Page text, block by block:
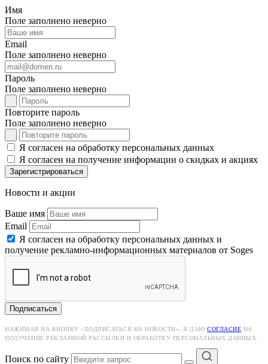
Имя
Поле заполнено неверно
Email
Поле заполнено неверно
Пароль
Поле заполнено неверно
Повторите пароль
Поле заполнено неверно
Я согласен на обработку персональных данных
Я согласен на получение информации о скидках и акциях
Зарегистрироваться
Новости и акции
Ваше имя
Email
Я согласен на обработку персональных данных и
получение рекламно-информационных материалов от Soges
Подписаться
НАЖИМАЯ НА КНОПКУ «ПОДПИСАТЬСЯ НА НОВОСТИ», Я ДАЮ СОГЛАСИЕ НА
ПОЛУЧЕНИЕ РЕКЛАМНОЙ РАССЫЛКИ И ОБРАБОТКУ ПЕРСОНАЛЬНЫХ ДАННЫХ.
Поиск по сайту